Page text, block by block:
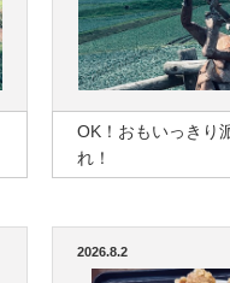
OK！おもいっきり
れ！
2026.8.2